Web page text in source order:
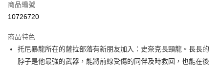
超商取貨付款
Apple Pay
街口支付
商品編號
10726720
商品特色
托尼暴龍所在的薩拉部落有新朋友加入：史奈克長頸龍。長長的
脖子是他最強的武器，能將前線受傷的同伴及時救回，也能在後